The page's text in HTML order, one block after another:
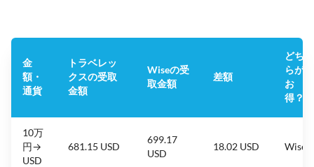
金
額・
通貨
トラベレッ
クスの受取
金額
Wiseの受
取金額
差額
どち
らが
お
得？
10万
円→
USD
681.15 USD
699.17
USD
18.02 USD Wise